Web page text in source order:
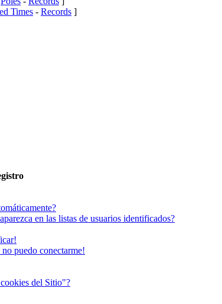
Times - Records ]
en las listas de usuarios identificados?
puedo conectarme!
del Sitio"?